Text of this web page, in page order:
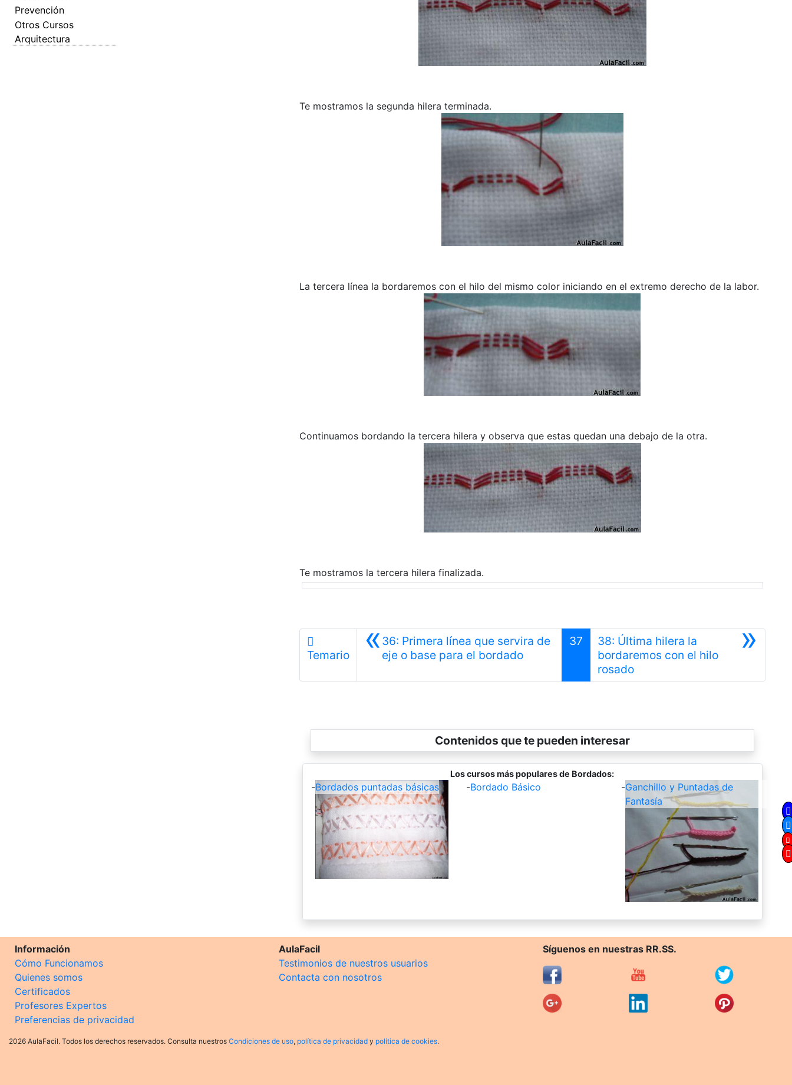
Prevención
Otros Cursos
Arquitectura
Te mostramos la segunda hilera terminada.
La tercera línea la bordaremos con el hilo del mismo color iniciando en el extremo derecho de la labor.
Continuamos bordando la tercera hilera y observa que estas quedan una debajo de la otra.
Te mostramos la tercera hilera finalizada.
Temario «36: Primera línea que servira de
eje o base para el bordadoAnterior
37 »
38: Última hilera la
bordaremos con el hilo
rosadoSiguiente
Contenidos que te pueden interesar
Los cursos más populares de Bordados:
-Bordados puntadas básicas -Bordado Básico -Ganchillo y Puntadas de
Fantasía
Información
Cómo Funcionamos
Quienes somos
Certificados
Profesores Expertos
Preferencias de privacidad
AulaFacil
Testimonios de nuestros usuarios
Contacta con nosotros
Síguenos en nuestras RR.SS.
2026 AulaFacil. Todos los derechos reservados. Consulta nuestros Condiciones de uso, política de privacidad y política de cookies.